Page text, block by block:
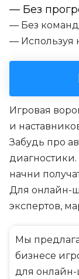
— Без
— Без
— Используя
Игровая
и
Забудь про
диагностики.
начни
Для онлайн-
экспертов,
Мы
бизнесе
для онлайн-